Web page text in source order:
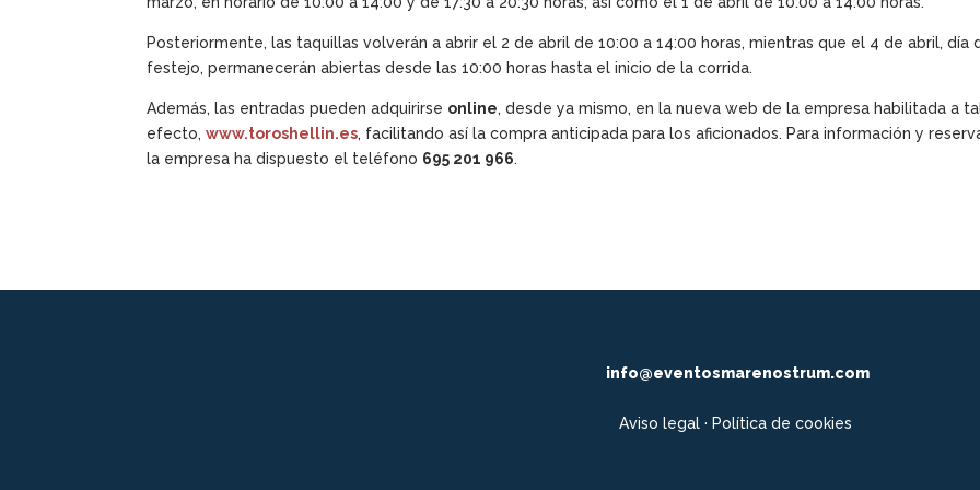
Posteriormente, las taquillas volverán a abrir el 2 de abril de 10:00 a 14:00 horas, mientras que el 4 de abril, día
festejo, permanecerán abiertas desde las 10:00 horas hasta el inicio de la corrida.
Además, las entradas pueden adquirirse online, desde ya mismo, en la nueva web de la empresa habilitada a
efecto,www.toroshellin.es, facilitando así la compra anticipada para los aficionados. Para información y
la empresa ha dispuesto el teléfono 695 201 966.
info@eventosmarenostrum.com
Aviso legal· Política de cookies